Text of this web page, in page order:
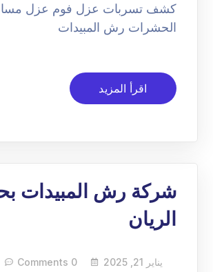
كشف تسربات عزل فوم عزل
الحشرات رش المبيدات
اقرأ المزيد
شركة رش المبيدات
الريان
يناير 21, 2025 0 Comments